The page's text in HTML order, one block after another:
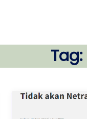
Tag: